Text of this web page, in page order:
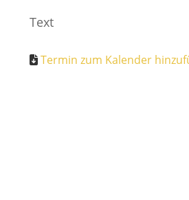
Text
Termin zum Kalender